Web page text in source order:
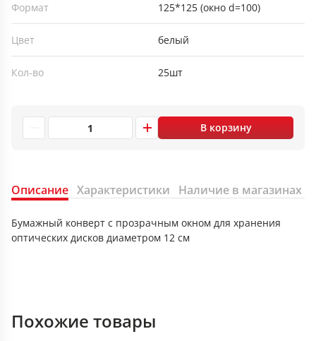
Формат
125*125 (окно d=100)
Цвет белый
Кол-во 25шт
В корзину
Описание Характеристики Наличие в магазинах
Бумажный конверт с прозрачным окном для хранения
оптических дисков диаметром 12 см
Похожие товары